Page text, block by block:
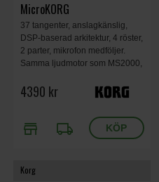
MicroKORG
37 tangenter, anslagkänslig,
DSP-baserad arkitektur, 4 röster,
2 parter, mikrofon medföljer.
Samma ljudmotor som MS2000,
format. Inbyggd 8-bands
4390 kr
store local_shipping
Korg